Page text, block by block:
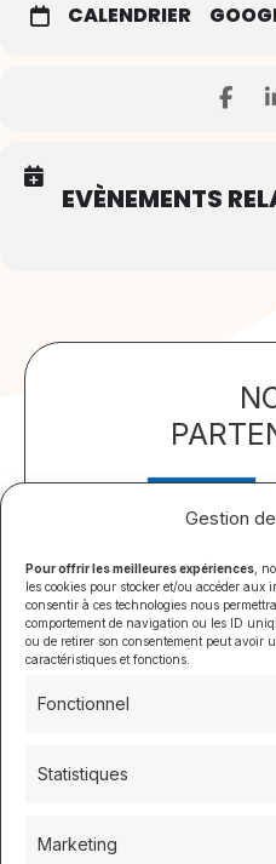
Gestion
Pour offrir les meilleures expériences ,
les cookies pour stocker et/ou accéder
consentir à ces technologies nous
comportement de navigation ou les ID
ou de retirer son consentement peut avoir
caractéristiques et fonctions.
Fonctionnel
Statistiques
Marketing
CALENDRIER
EVÈNEMENTS